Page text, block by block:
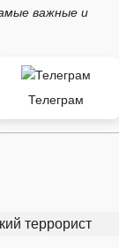
важные и
Телеграм